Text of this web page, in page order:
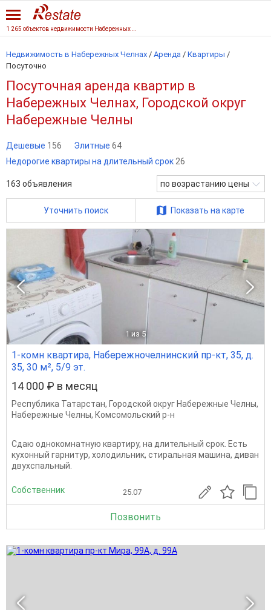
Недвижимость в Набережных Челнах / Аренда / Квартиры /
Посуточно
Посуточная аренда квартир в
Набережных Челнах, Городской округ
Набережные Челны
Дешевые 156 Элитные 64
Недорогие квартиры на длительный срок 26
163 объявления по возрастанию цены
Уточнить поиск Показать на карте
1 из 5
1-комн квартира, Набережночелнинский пр-кт, 35, д.
35, 30 м², 5/9 эт.
14 000 ₽ в месяц
Республика Татарстан, Городской округ Набережные Челны,
Набережные Челны, Комсомольский р-н
Сдаю однокомнатную квартиру, на длительный срок. Есть
кухонный гарнитур, холодильник, стиральная машина, диван
двухспальный.
Собственник 25.07
Позвонить